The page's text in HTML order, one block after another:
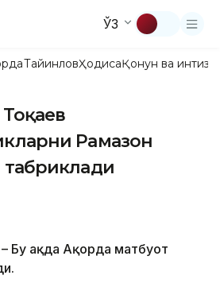
ЎЗ
ТайинловҲодисаҚонун ва
Рамазон
Бу ҳақда Ақорда матбуот